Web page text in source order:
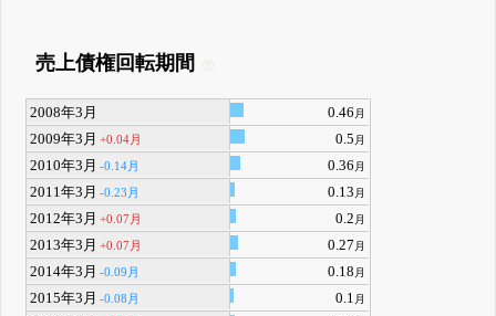
売上債権回転期間
2008年3月 0.46月
2009年3月 +0.04月 0.5月
2010年3月 -0.14月 0.36月
2011年3月 -0.23月 0.13月
2012年3月 +0.07月 0.2月
2013年3月 +0.07月 0.27月
2014年3月 -0.09月 0.18月
2015年3月 -0.08月 0.1月